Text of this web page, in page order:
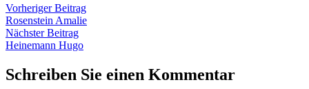
Beitragsnavigation
Vorheriger BeitragVorheriger
Beitrag:
Rosenstein Amalie
Nächster BeitragNächster
Beitrag:
Heinemann Hugo
Schreiben Sie einen Kommentar